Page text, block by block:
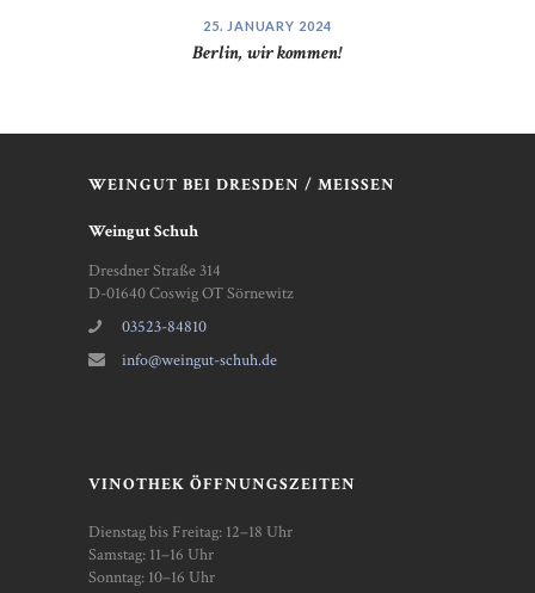
25. JANUARY 2024
Berlin, wir kommen!
WEINGUT BEI DRESDEN / MEISSEN
Weingut Schuh
Dresdner Straße 314
D-01640 Coswig OT Sörnewitz
03523-84810
info@weingut-schuh.de
VINOTHEK ÖFFNUNGSZEITEN
Dienstag bis Freitag: 12–18 Uhr
Samstag: 11–16 Uhr
Sonntag: 10–16 Uhr